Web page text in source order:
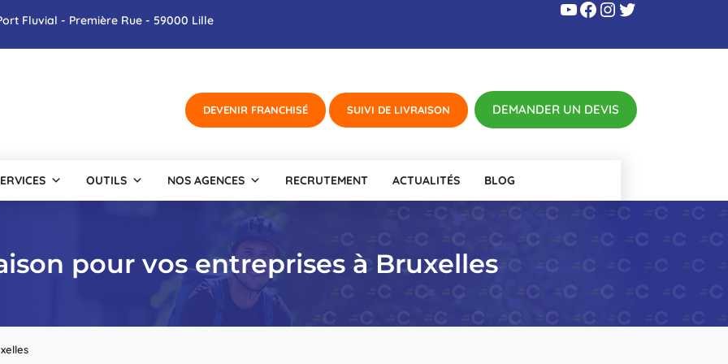
Fluvial - Première Rue - 59000 Lille YouTube
Facebook
Instagram
Twitter
OUTILS NOS AGENCES RECRUTEMENT ACTUALITÉS BLOG
pour vos entreprises à Bruxelles